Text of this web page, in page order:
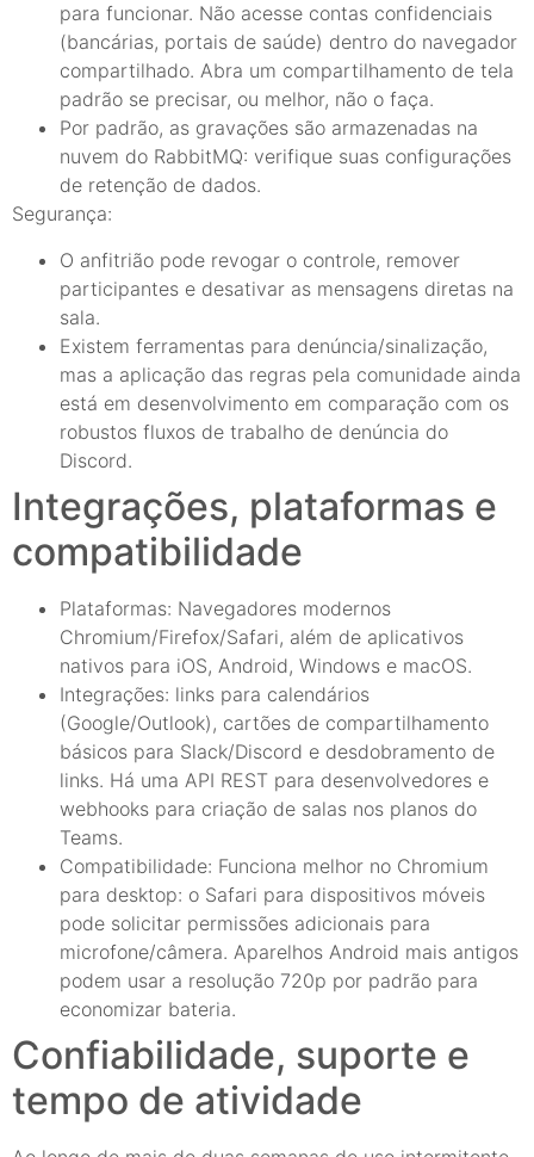
para funcionar. Não acesse contas confidenciais
(bancárias, portais de saúde) dentro do navegador
compartilhado. Abra um compartilhamento de tela
padrão se precisar, ou melhor, não o faça.
Por padrão, as gravações são armazenadas na
nuvem do RabbitMQ: verifique suas configurações
de retenção de dados.
Segurança:
O anfitrião pode revogar o controle, remover
participantes e desativar as mensagens diretas na
sala.
Existem ferramentas para denúncia/sinalização,
mas a aplicação das regras pela comunidade ainda
está em desenvolvimento em comparação com os
robustos fluxos de trabalho de denúncia do
Discord.
Integrações, plataformas e
compatibilidade
Plataformas: Navegadores modernos
Chromium/Firefox/Safari, além de aplicativos
nativos para iOS, Android, Windows e macOS.
Integrações: links para calendários
(Google/Outlook), cartões de compartilhamento
básicos para Slack/Discord e desdobramento de
links. Há uma API REST para desenvolvedores e
webhooks para criação de salas nos planos do
Teams.
Compatibilidade: Funciona melhor no Chromium
para desktop: o Safari para dispositivos móveis
pode solicitar permissões adicionais para
microfone/câmera. Aparelhos Android mais antigos
podem usar a resolução 720p por padrão para
economizar bateria.
Confiabilidade, suporte e
tempo de atividade